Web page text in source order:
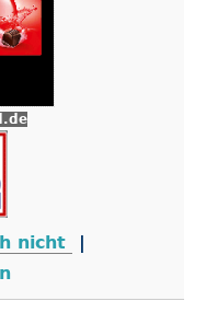
nicht
|